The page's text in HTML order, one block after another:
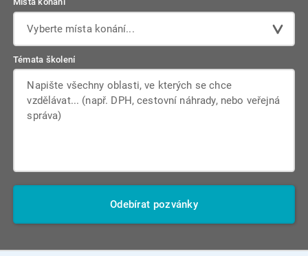
Vyberte místa konání...
Témata školení
Odebírat pozvánky